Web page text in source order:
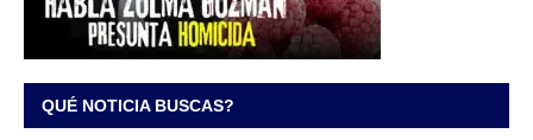
QUÉ NOTICIA BUSCAS?